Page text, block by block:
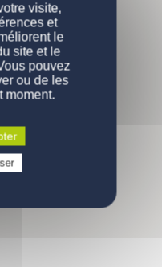
mobil-home ?
?
neuf
visite,
et
le
site et le
pouvez
ou de les
moment.